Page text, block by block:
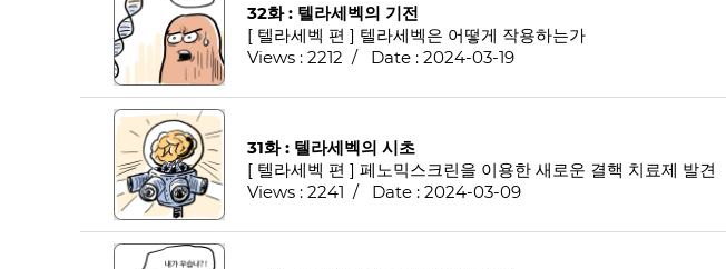
32화 : 텔라세벡의 기전
[ 텔라세벡 편 ] 텔라세벡은 어떻게 작용하는가
Views : 2212 / Date : 2024-03-19
31화 : 텔라세벡의 시초
[ 텔라세벡 편 ] 페노믹스크린을 이용한 새로운 결핵 치료제 발견
Views : 2241 / Date : 2024-03-09